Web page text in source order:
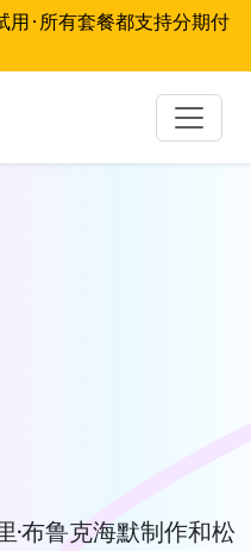
· 所有套餐都支持分期付
·布鲁克海默制作和松